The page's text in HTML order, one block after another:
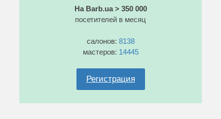
На Barb.ua > 350 000
посетителей в месяц
салонов: 8138
мастеров: 14445
Регистрация